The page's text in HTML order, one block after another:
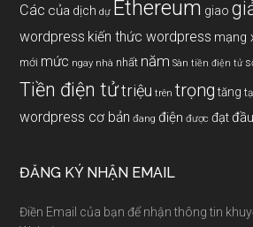
Các của dịch dự Ethereum giao
wordpress kiến thức wordpress mạng
mới mức ngay nhà nhất năm Sàn tiền điện tử
Tiền điện tửtriệu trên trọng tăng
wordpress cơ bản đang điện được đạtđầu
ĐĂNG KÝ NHẬN EMAIL
Điền Email của bạn để nhận thông tin